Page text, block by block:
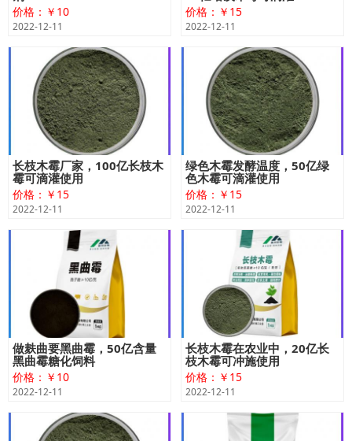
价格：￥10
2022-12-11
价格：￥15
2022-12-11
长枝木霉厂家，100亿长枝木
霉可滴灌使用
价格：￥15
2022-12-11
绿色木霉发酵温度，50亿绿
色木霉可滴灌使用
价格：￥15
2022-12-11
做麸曲要黑曲霉，50亿含量
黑曲霉糖化饲料
价格：￥10
2022-12-11
长枝木霉在农业中，20亿长
枝木霉可冲施使用
价格：￥15
2022-12-11